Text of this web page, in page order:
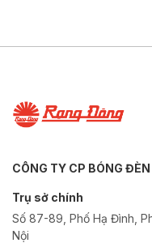
CÔNG TY CP BÓNG
Trụ sở chính
Số 87-89, Phố Hạ Đình,
Nội